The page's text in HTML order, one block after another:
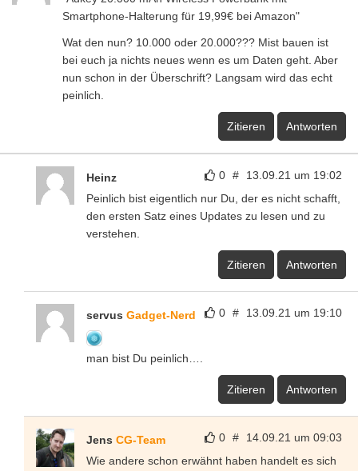
Smartphone-Halterung für 19,99€ bei Amazon"
Wat den nun? 10.000 oder 20.000??? Mist bauen ist
bei euch ja nichts neues wenn es um Daten geht. Aber
nun schon in der Überschrift? Langsam wird das echt
peinlich.
Zitieren Antworten
0 # 13.09.21 um 19:02
Heinz
Peinlich bist eigentlich nur Du, der es nicht schafft,
den ersten Satz eines Updates zu lesen und zu
verstehen.
Zitieren Antworten
0 # 13.09.21 um 19:10
servus Gadget-Nerd
man bist Du peinlich….
Zitieren Antworten
0 # 14.09.21 um 09:03
Jens CG-Team
Wie andere schon erwähnt haben handelt es sich